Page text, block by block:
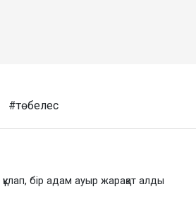
#төбелес
бір адам ауыр жарақат алды